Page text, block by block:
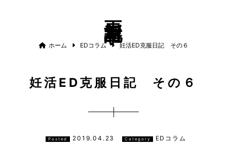
ホーム EDコラム 妊活ED克服日記 その６
妊活ED克服日記 その６
Posted 2019.04.23 Category EDコラム